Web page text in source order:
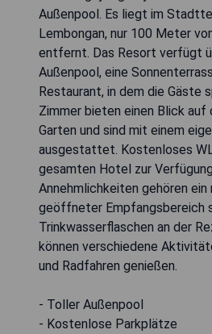
Außenpool. Es liegt im
Lembongan, nur 100 Meter
entfernt. Das Resort verfügt
Außenpool, eine
Restaurant, in dem die Gäste
Zimmer bieten einen Blick auf
Garten und sind mit einem
ausgestattet. Kostenloses
gesamten Hotel zur
Annehmlichkeiten gehören ein
geöffneter Empfangsbereich
Trinkwasserflaschen an der
können verschiedene
und Radfahren genießen.
- Toller Außenpool
- Kostenlose Parkplätze